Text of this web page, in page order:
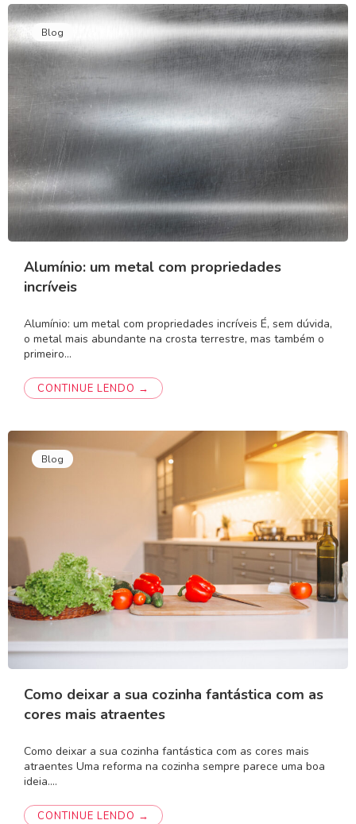
Blog
Alumínio: um metal com propriedades
incríveis
Alumínio: um metal com propriedades incríveis É, sem dúvida,
o metal mais abundante na crosta terrestre, mas também o
primeiro…
CONTINUE LENDO →
Blog
Como deixar a sua cozinha fantástica com as
cores mais atraentes
Como deixar a sua cozinha fantástica com as cores mais
atraentes Uma reforma na cozinha sempre parece uma boa
ideia.…
CONTINUE LENDO →